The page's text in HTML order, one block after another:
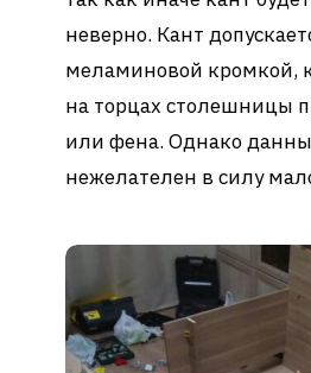
неверно. Кант
меламиновой кромкой,
на торцах столешницы
или фена. Однако
нежелателен в силу